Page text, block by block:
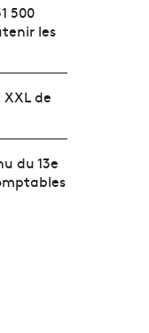
500
les
de
du 13e